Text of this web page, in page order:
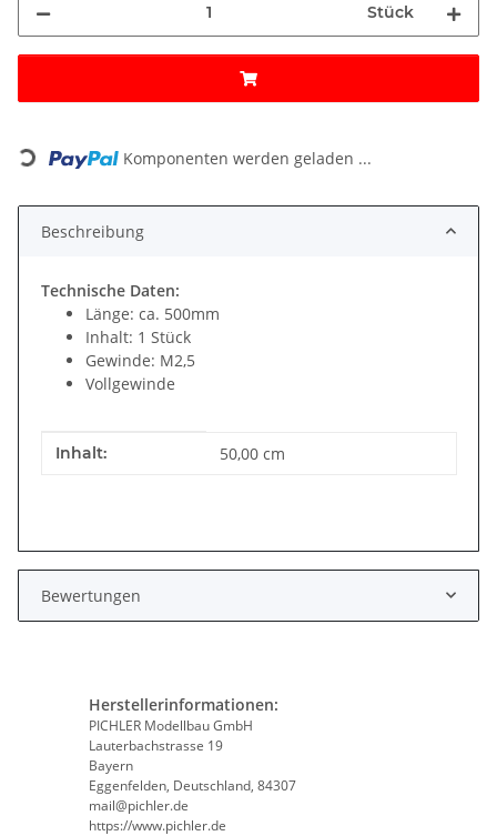
Stück
Loading... Komponenten werden geladen ...
Beschreibung
Technische Daten:
Länge: ca. 500mm
Inhalt: 1 Stück
Gewinde: M2,5
Vollgewinde
Produkteigenschaft
Wert
Inhalt: 50,00 cm
Bewertungen
Herstellerinformationen:
PICHLER Modellbau GmbH
Lauterbachstrasse 19
Bayern
Eggenfelden, Deutschland, 84307
mail@pichler.de
https://www.pichler.de